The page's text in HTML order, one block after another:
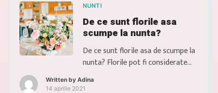
bucurie. De la nunți romantice în
grădini înflorite până la petreceri
pline de viață și evenimente
corporate […]
NUNTI
De ce sunt florile asa
scumpe la nunta?
De ce sunt florile asa de scumpe la
nunta? Florile pot fi considerate
scumpe la nunta din mai multe
motive: Sezonul: Anumite flori pot
Written by Adina
14 aprilie 2021